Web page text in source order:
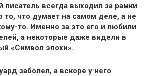
писатель всегда выходил за рамки
то, что думает на самом деле, а не
то. Именно за это его и любили
а некоторые даже видели в
«Символ эпохи».
заболел, а вскоре у него